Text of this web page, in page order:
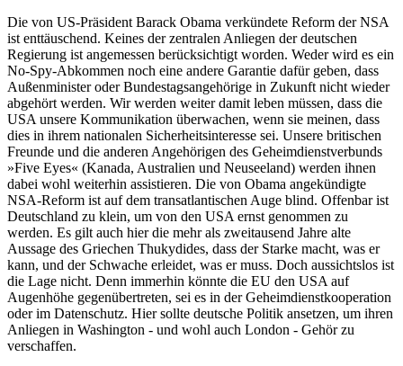
Die von US-Präsident Barack Obama verkündete Reform der NSA
ist enttäuschend. Keines der zentralen Anliegen der deutschen
Regierung ist angemessen berücksichtigt worden. Weder wird es ein
No-Spy-Abkommen noch eine andere Garantie dafür geben, dass
Außenminister oder Bundestagsangehörige in Zukunft nicht wieder
abgehört werden. Wir werden weiter damit leben müssen, dass die
USA unsere Kommunikation überwachen, wenn sie meinen, dass
dies in ihrem nationalen Sicherheitsinteresse sei. Unsere britischen
Freunde und die anderen Angehörigen des Geheimdienstverbunds
»Five Eyes« (Kanada, Australien und Neuseeland) werden ihnen
dabei wohl weiterhin assistieren. Die von Obama angekündigte
NSA-Reform ist auf dem transatlantischen Auge blind. Offenbar ist
Deutschland zu klein, um von den USA ernst genommen zu
werden. Es gilt auch hier die mehr als zweitausend Jahre alte
Aussage des Griechen Thukydides, dass der Starke macht, was er
kann, und der Schwache erleidet, was er muss. Doch aussichtslos ist
die Lage nicht. Denn immerhin könnte die EU den USA auf
Augenhöhe gegenübertreten, sei es in der Geheimdienstkooperation
oder im Datenschutz. Hier sollte deutsche Politik ansetzen, um ihren
Anliegen in Washington - und wohl auch London - Gehör zu
verschaffen.